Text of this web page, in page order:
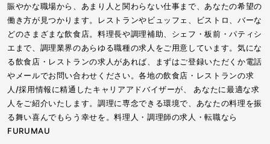
賑やかな職場から、あまり人と関わらない仕事まで、あなたの希望の
働き方が見つかります。レストランやビュッフェ、ビストロ、バーな
どのさまざまな飲食店。料理長や調理補助、シェフ・板前・パティシ
エまで、調理業界のあらゆる職種の求人をご用意しています。気にな
る飲食店・レストランの求人があれば、まずはご登録いただくか電話
やメールでお問い合わせください。各地の飲食店・レストランの求
人/採用情報に精通したキャリアアドバイザーが、 あなたに最適な求
人をご紹介いたします。調理に専念できる環境で、あなたの料理を振
る舞い喜んでもらう幸せを。料理人・調理師の求人・転職なら
FURUMAU